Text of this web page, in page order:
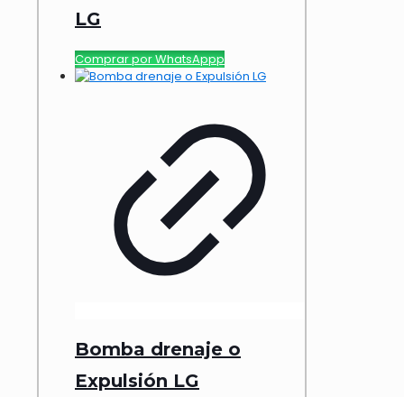
LG
Comprar por WhatsAppp
Bomba drenaje o
Expulsión LG